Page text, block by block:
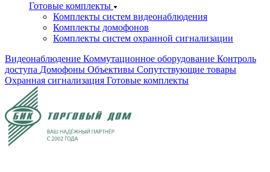
Готовые комплекты
Комплекты систем видеонаблюдения
Комплекты домофонов
Комплекты систем охранной сигнализации
Видеонаблюдение Коммутационное оборудование Контроль
доступа Домофоны Объективы Сопутствующие товары
Охранная сигнализация Готовые комплекты